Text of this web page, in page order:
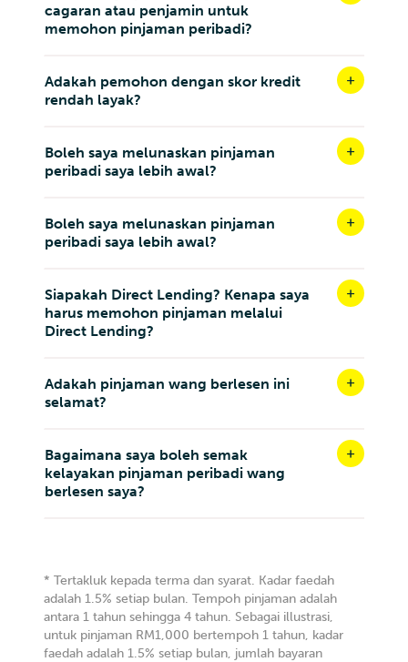
cagaran atau penjamin untuk
memohon pinjaman peribadi?
Adakah pemohon dengan skor kredit
rendah layak?
Boleh saya melunaskan pinjaman
peribadi saya lebih awal?
Boleh saya melunaskan pinjaman
peribadi saya lebih awal?
Siapakah Direct Lending? Kenapa saya
harus memohon pinjaman melalui
Direct Lending?
Adakah pinjaman wang berlesen ini
selamat?
Bagaimana saya boleh semak
kelayakan pinjaman peribadi wang
berlesen saya?
* Tertakluk kepada terma dan syarat. Kadar faedah
adalah 1.5% setiap bulan. Tempoh pinjaman adalah
antara 1 tahun sehingga 4 tahun. Sebagai illustrasi,
untuk pinjaman RM1,000 bertempoh 1 tahun, kadar
faedah adalah 1.5% setiap bulan, jumlah bayaran